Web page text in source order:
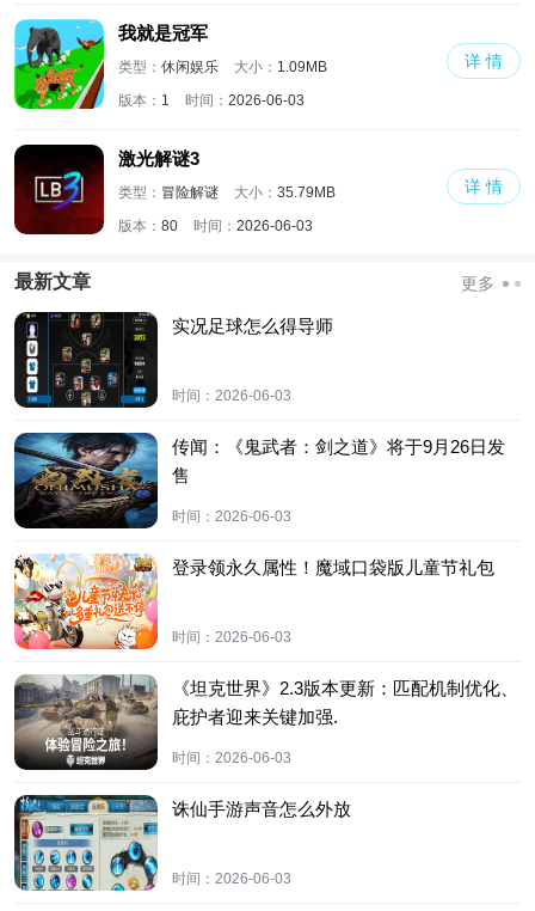
我就是冠军
类型： 休闲娱乐 大小： 1.09MB
版本： 1 时间： 2026-06-03
详 情
激光解谜3
类型： 冒险解谜 大小： 35.79MB
版本： 80 时间： 2026-06-03
详 情
最新文章 更多
实况足球怎么得导师
时间： 2026-06-03
传闻：《鬼武者：剑之道》将于9月26日发
售
时间： 2026-06-03
登录领永久属性！魔域口袋版儿童节礼包
时间： 2026-06-03
《坦克世界》2.3版本更新：匹配机制优化、
庇护者迎来关键加强.
时间： 2026-06-03
诛仙手游声音怎么外放
时间： 2026-06-03